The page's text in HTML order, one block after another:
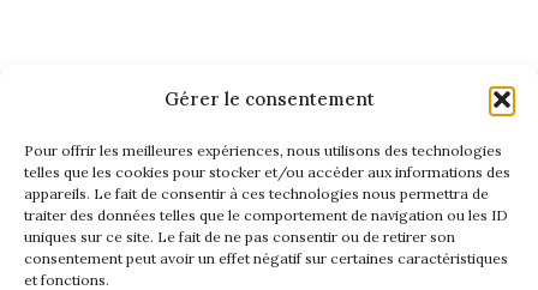
Gérer le consentement
Pour offrir les meilleures expériences, nous utilisons des technologies
telles que les cookies pour stocker et/ou accéder aux informations des
appareils. Le fait de consentir à ces technologies nous permettra de
traiter des données telles que le comportement de navigation ou les ID
uniques sur ce site. Le fait de ne pas consentir ou de retirer son
consentement peut avoir un effet négatif sur certaines caractéristiques
et fonctions.